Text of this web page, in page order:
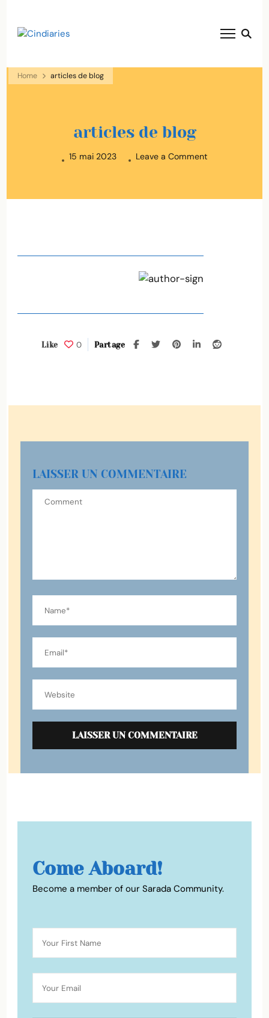
Home articles de blog
articles de blog
15 mai 2023 Leave a Commenton
0
Like Partage
LAISSER UN COMMENTAIRE
Come Aboard!
Become a member of our Sarada Community.